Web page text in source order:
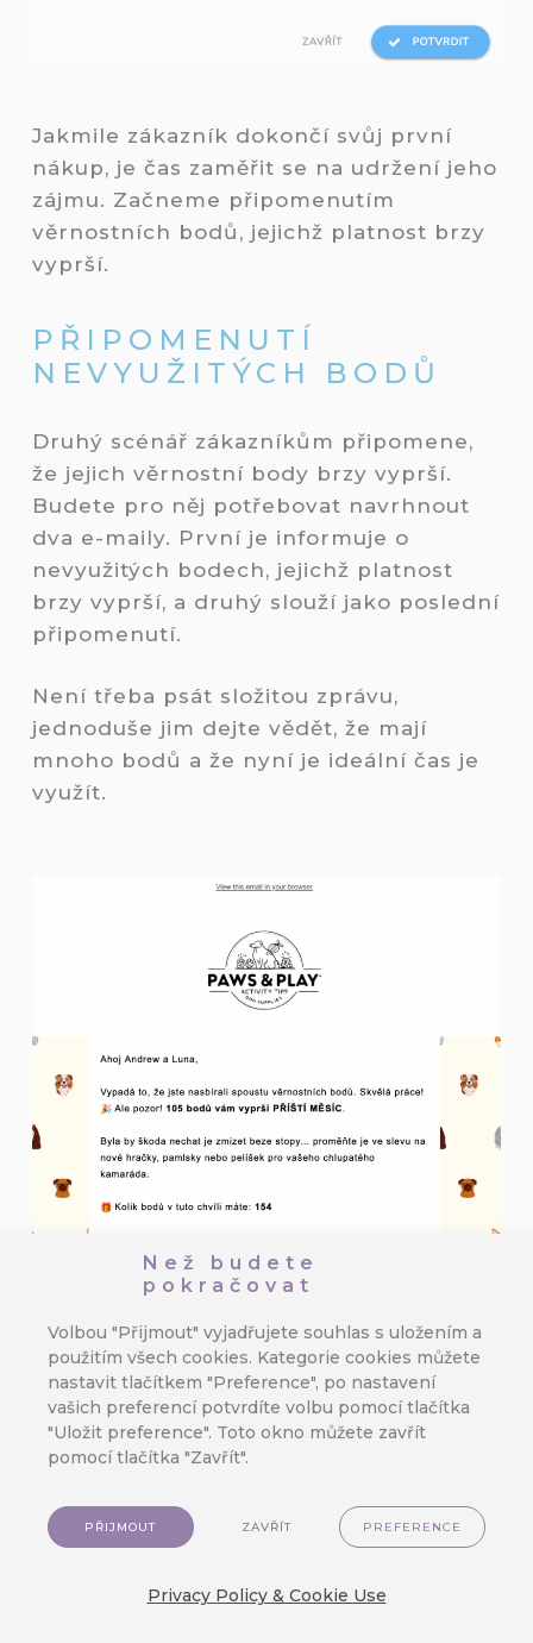
Než budete
pokračovat
Volbou "Přijmout" vyjadřujete souhlas s uložením a
použitím všech cookies. Kategorie cookies můžete
nastavit tlačítkem "Preference", po nastavení
vašich preferencí potvrdíte volbu pomocí tlačítka
"Uložit preference". Toto okno můžete zavřít
pomocí tlačítka "Zavřít".
PŘIJMOUT ZAVŘÍT PREFERENCE
Privacy Policy & Cookie Use
Jakmile zákazník dokončí svůj první
nákup, je čas zaměřit se na udržení jeho
zájmu. Začneme připomenutím
věrnostních bodů, jejichž platnost brzy
vyprší.
PŘIPOMENUTÍ
NEVYUŽITÝCH BODŮ
Druhý scénář zákazníkům připomene,
že jejich věrnostní body brzy vyprší.
Budete pro něj potřebovat navrhnout
dva e-maily. První je informuje o
nevyužitých bodech, jejichž platnost
brzy vyprší, a druhý slouží jako poslední
připomenutí.
Není třeba psát složitou zprávu,
jednoduše jim dejte vědět, že mají
mnoho bodů a že nyní je ideální čas je
využít.
Nyní ke scénáři. Ten se bude spouštět
má zákazník více než 99 bodů, jejichž
scénář mu odešle e-mail s